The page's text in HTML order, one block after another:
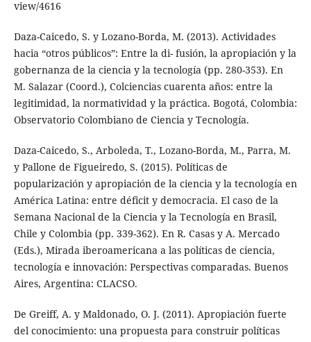
view/4616
Daza-Caicedo, S. y Lozano-Borda, M. (2013). Actividades
hacia “otros públicos”: Entre la di- fusión, la apropiación y la
gobernanza de la ciencia y la tecnología (pp. 280-353). En
M. Salazar (Coord.), Colciencias cuarenta años: entre la
legitimidad, la normatividad y la práctica. Bogotá, Colombia:
Observatorio Colombiano de Ciencia y Tecnología.
Daza-Caicedo, S., Arboleda, T., Lozano-Borda, M., Parra, M.
y Pallone de Figueiredo, S. (2015). Políticas de
popularización y apropiación de la ciencia y la tecnología en
América Latina: entre déficit y democracia. El caso de la
Semana Nacional de la Ciencia y la Tecnología en Brasil,
Chile y Colombia (pp. 339-362). En R. Casas y A. Mercado
(Eds.), Mirada iberoamericana a las políticas de ciencia,
tecnología e innovación: Perspectivas comparadas. Buenos
Aires, Argentina: CLACSO.
De Greiff, A. y Maldonado, O. J. (2011). Apropiación fuerte
del conocimiento: una propuesta para construir políticas